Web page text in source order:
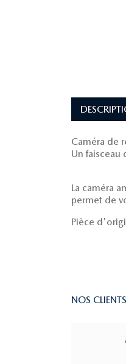
Caméra de
Un
La caméra
permet de
Pièce
NOS